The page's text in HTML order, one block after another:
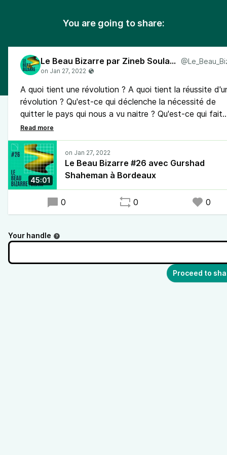
You are going to share:
Le Beau Bizarre par Zineb Soulaimani
A quoi tient une révolution ? A quoi tient la réussite
révolution ? Qu'est-ce qui déclenche la nécessité de
quitter le pays qui nous a vu naitre ? Qu'est-ce qui fait
qu'on y reste malgré la répression ? Dans quelle
géographie se vit la famille lorsque l'on est contraint à
l'exil ? Lorsque les vies sont éclatés entre plusieurs
Comment on se construit avec les langues et les
qu'on traverse ? Des questions parmi d'autres qui ont
nourries cet échange avec Gurshad Shaheman.
45:01
Le Beau Bizarre #26 avec Gurshad
Shaheman à Bordeaux
0 0 0
Your handle
Proceed to